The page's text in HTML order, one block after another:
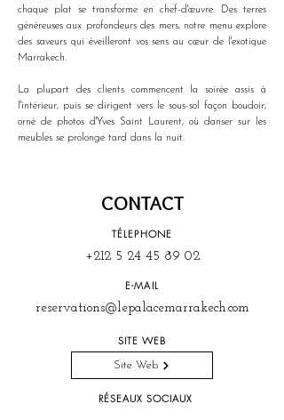
chaque plat se transforme en chef-d'œuvre. Des terres
généreuses aux profondeurs des mers, notre menu explore
des saveurs qui éveilleront vos sens au cœur de l'exotique
Marrakech.
La plupart des clients commencent la soirée assis à
l'intérieur, puis se dirigent vers le sous-sol façon boudoir,
orné de photos d'Yves Saint Laurent, où danser sur les
meubles se prolonge tard dans la nuit.
TÉLEPHONE
+212 5 24 45 89 02
E-MAIL
reservations@lepalacemarrakech.com
SITE WEB
Site Web
RÉSEAUX SOCIAUX
CONTACT